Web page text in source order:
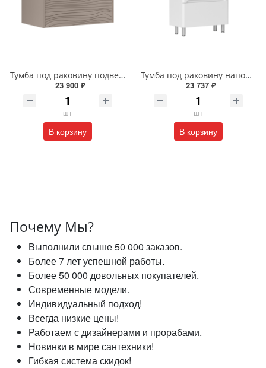
Тумба под раковину подвесная EQUIL Глеам 80.1Я/Gleam 80.1Y амарок/дуб вотан tpGLEAM80.1Y-25
23 900 ₽
шт
В корзину
Тумба под раковину напольная EQUIL Найс 60 см tnNICE60.2Y-05 белая
23 737 ₽
шт
В корзину
Почему Мы?
Выполнили свыше 50 000 заказов.
Более 7 лет успешной работы.
Более 50 000 довольных покупателей.
Современные модели.
Индивидуальный подход!
Всегда низкие цены!
Работаем с дизайнерами и прорабами.
Новинки в мире сантехники!
Гибкая система скидок!